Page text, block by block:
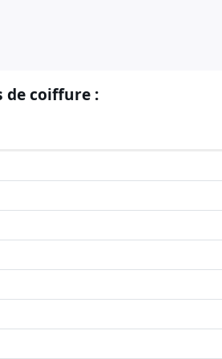
de coiffure :